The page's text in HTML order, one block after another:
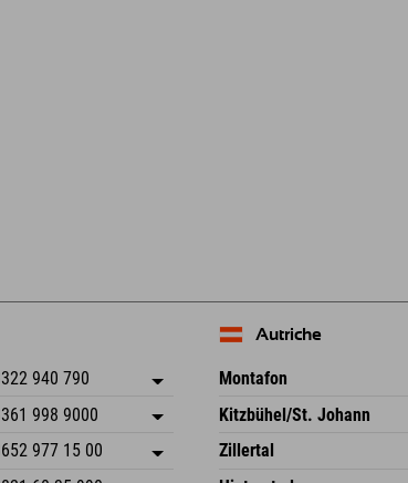
940 790
Enregistrer l'adresse
Réservation
998 9000
Enregistrer l'adresse
977 15 00
Autriche
Montafon
Dorfstr. 127b
6793 Gaschurn/Montafon
Autriche
Kitzbühel/St. Johann
Speckbacherstraße 87
Zillertal